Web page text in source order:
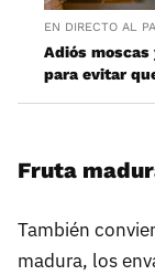
EN DIRECTO AL
Adiós
para evitar
Fruta
También
madura, los